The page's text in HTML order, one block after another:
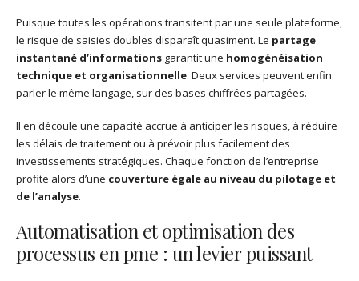
Puisque toutes les opérations transitent par une seule plateforme,
le risque de saisies doubles disparaît quasiment. Le partage
instantané d’informations garantit une homogénéisation
technique et organisationnelle. Deux services peuvent enfin
parler le même langage, sur des bases chiffrées partagées.
Il en découle une capacité accrue à anticiper les risques, à réduire
les délais de traitement ou à prévoir plus facilement des
investissements stratégiques. Chaque fonction de l’entreprise
profite alors d’une couverture égale au niveau du pilotage et
de l’analyse.
Automatisation et optimisation des
processus en pme : un levier puissant